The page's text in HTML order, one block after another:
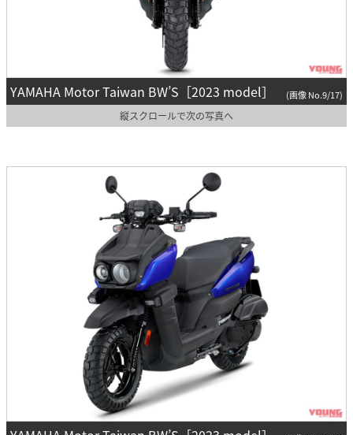
YAMAHA Motor Taiwan BW’S［2023 model］ (画像 No.9/17)
縦スクロールで次の写真へ